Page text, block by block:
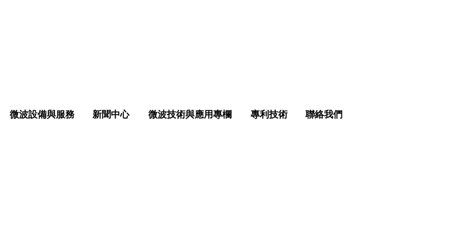
微波設備與服務 新聞中心 微波技術與應用專欄 專利技術 聯絡我們